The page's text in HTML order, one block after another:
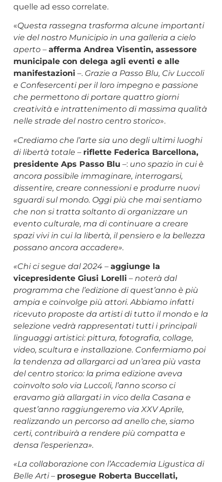
quelle ad esso correlate.
«Questa rassegna trasforma alcune importanti
vie del nostro Municipio in una galleria a cielo
aperto– afferma Andrea Visentin, assessore
municipale con delega agli eventi e alle
manifestazioni –. Grazie a Passo Blu, Civ Luccoli
e Confesercenti per il loro impegno e passione
che permettono di portare quattro giorni
creatività e intrattenimento di massima qualità
nelle strade del nostro centro storico».
«Crediamo che l’arte sia uno degli ultimi luoghi
di libertà totale – riflette Federica Barcellona,
presidente Aps Passo Blu –:uno spazio in cui è
ancora possibile immaginare, interrogarsi,
dissentire, creare connessioni e produrre nuovi
sguardi sul mondo. Oggi più che mai sentiamo
che non si tratta soltanto di organizzare un
evento culturale, ma di continuare a creare
spazi vivi in cui la libertà, il pensiero e la bellezza
possano ancora accadere».
«Chi ci segue dal 2024 – aggiunge la
vicepresidente Giusi Lorelli –noterà dal
programma che l’edizione di quest’anno è più
ampia e coinvolge più attori.Abbiamo infatti
ricevuto proposte da artisti di tutto il mondo e la
selezione vedrà rappresentati tutti i principali
linguaggi artistici: pittura, fotografia, collage,
video, scultura e installazione. Confermiamo poi
la tendenza ad allargarci ad un’area più vasta
del centro storico: la prima edizione aveva
coinvolto solo via Luccoli, l’anno scorso ci
eravamo già allargati in vico della Casana e
quest’anno raggiungeremo via XXV Aprile,
realizzando un percorso ad anello che, siamo
certi, contribuirà a rendere più compatta e
densa l’esperienza».
«La collaborazione con l’Accademia Ligustica di
Belle Arti – prosegue Roberta Buccellati,